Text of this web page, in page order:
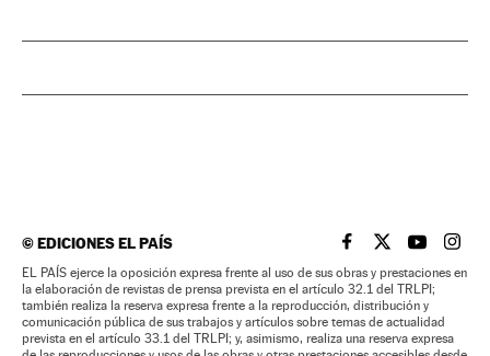
©EDICIONES EL PAÍS EL PAÍS BRASIL EN
EL PAÍSEL PAÍS
EL
EL PAÍS ejerce la oposición expresa frente al uso de sus obras y prestaciones en
la elaboración de revistas de prensa prevista en el artículo 32.1 del TRLPI;
también realiza la reserva expresa frente a la reproducción, distribución y
comunicación pública de sus trabajos y artículos sobre temas de actualidad
prevista en el artículo 33.1 del TRLPI; y, asimismo, realiza una reserva expresa